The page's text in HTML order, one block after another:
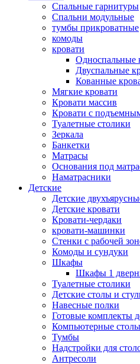
Спальные гарнитуры
Спальни модульные
тумбы прикроватные
комоды
кровати
Односпальные
Двуспальные
Кованные
Мягкие кровати
Кровати массив
Кровати с
Туалетные столики
Зеркала
Банкетки
Матрасы
Основания под
Наматрасники
Детские
Детские
Детские кровати
Кровати-чердаки
кровати-машинки
Стенки с рабочей
Комоды и сундуки
Шкафы
Шкафы 1
Туалетные столики
Детские столы и
Навесные полки
Готовые комплекты
Компьютерные столы
Тумбы
Надстройки для
Антресоли